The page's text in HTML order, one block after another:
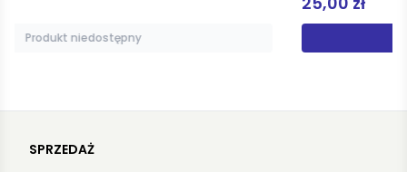
SPRZEDAŻ